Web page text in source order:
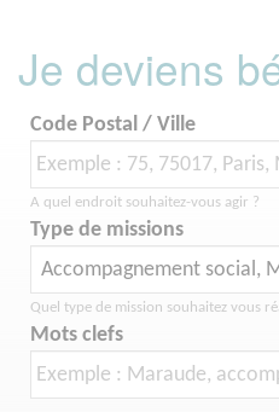
Je deviens
Code Postal / Ville
A quel endroit souhaitez-vous agir ?
Type de missions
Quel type de mission souhaitez vous
Mots clefs